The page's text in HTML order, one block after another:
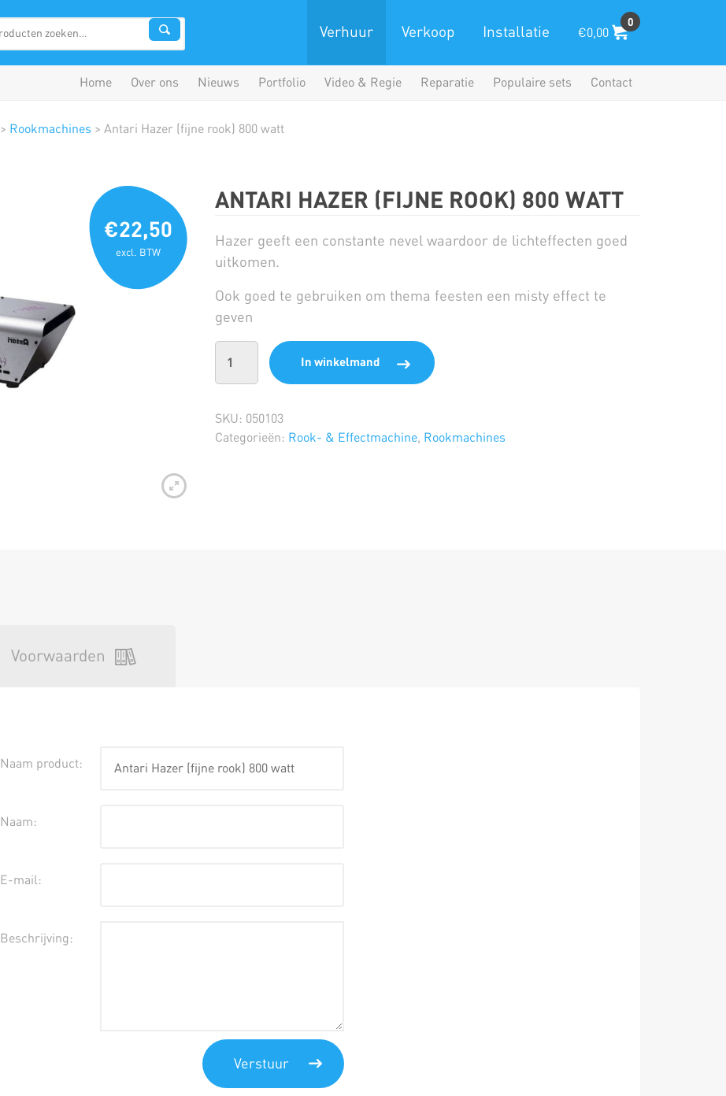
Verhuur Verkoop Installatie
0
€0,00
Home Over ons Nieuws Portfolio Video & Regie Reparatie Populaire sets Contact
> Rookmachines > Antari Hazer (fijne rook) 800 watt
ANTARI HAZER (FIJNE ROOK) 800 WATT
€22,50
excl. BTW
Hazer geeft een constante nevel waardoor de lichteffecten goed
uitkomen.
Ook goed te gebruiken om thema feesten een misty effect te
geven
In winkelmand
SKU: 050103
Categorieën: Rook- & Effectmachine, Rookmachines
Voorwaarden
Naam product:
Naam:
E-mail:
Beschrijving: